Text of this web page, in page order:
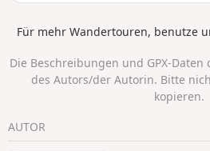
Für mehr Wandertouren, benutze
Die Beschreibungen und GPX-
des Autors/der Autorin. Bitte
kopieren.
AUTOR